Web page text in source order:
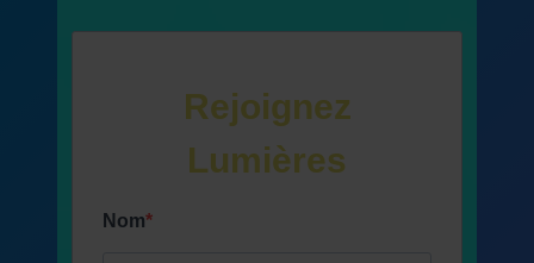
Rejoignez
Lumières
Nom